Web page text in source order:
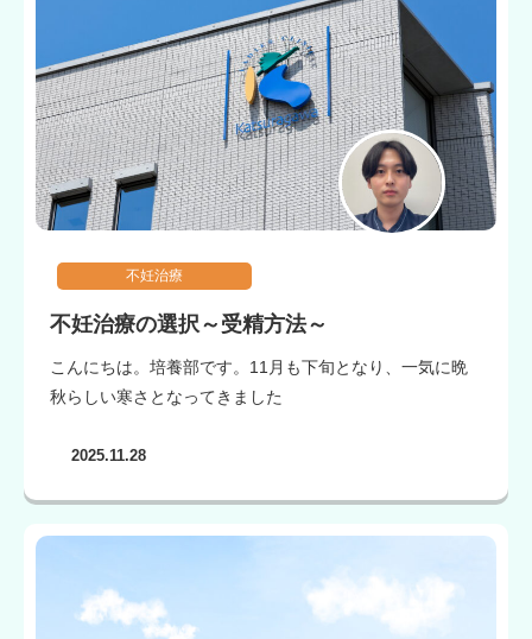
不妊治療
不妊治療の選択～受精方法～
こんにちは。培養部です。11月も下旬となり、一気に晩
秋らしい寒さとなってきました
2025.11.28